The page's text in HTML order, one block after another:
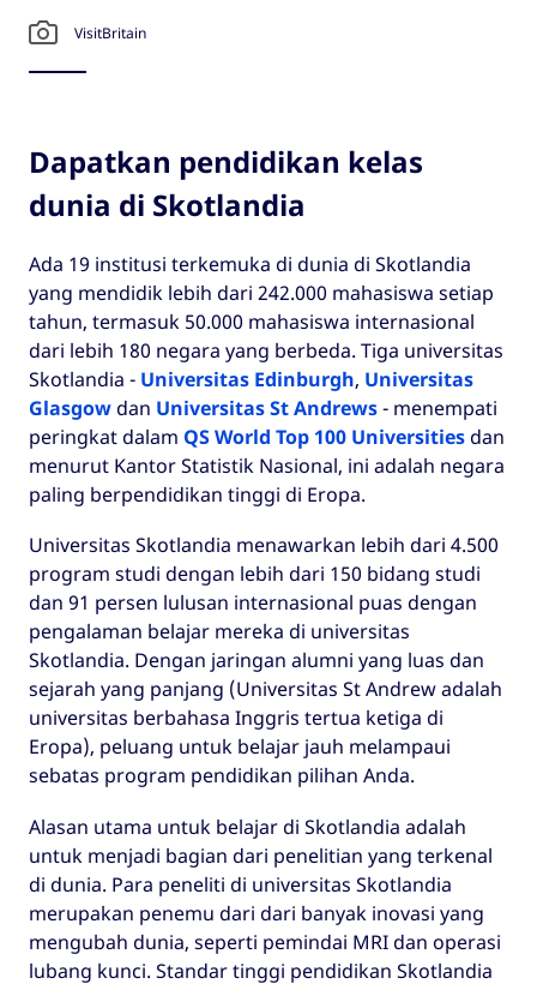
VisitBritain
Dapatkan pendidikan kelas
dunia di Skotlandia
Ada 19 institusi terkemuka di dunia di Skotlandia
yang mendidik lebih dari 242.000 mahasiswa setiap
tahun, termasuk 50.000 mahasiswa internasional
dari lebih 180 negara yang berbeda. Tiga universitas
Skotlandia - Universitas Edinburgh, Universitas
Glasgow dan Universitas St Andrews- menempati
peringkat dalam QS World Top 100 Universities dan
menurut Kantor Statistik Nasional, ini adalah negara
paling berpendidikan tinggi di Eropa.
Universitas Skotlandia menawarkan lebih dari 4.500
program studi dengan lebih dari 150 bidang studi
dan 91 persen lulusan internasional puas dengan
pengalaman belajar mereka di universitas
Skotlandia. Dengan jaringan alumni yang luas dan
sejarah yang panjang (Universitas St Andrew adalah
universitas berbahasa Inggris tertua ketiga di
Eropa), peluang untuk belajar jauh melampaui
sebatas program pendidikan pilihan Anda.
Alasan utama untuk belajar di Skotlandia adalah
untuk menjadi bagian dari penelitian yang terkenal
di dunia. Para peneliti di universitas Skotlandia
merupakan penemu dari dari banyak inovasi yang
mengubah dunia, seperti pemindai MRI dan operasi
lubang kunci. Standar tinggi pendidikan Skotlandia